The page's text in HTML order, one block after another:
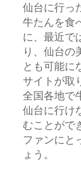
仙台に行っ
牛たんを食
に、最近で
り、仙台の
とも可能に
サイトが取
全国各地で
仙台に行け
むことがで
ファンにと
ょう。